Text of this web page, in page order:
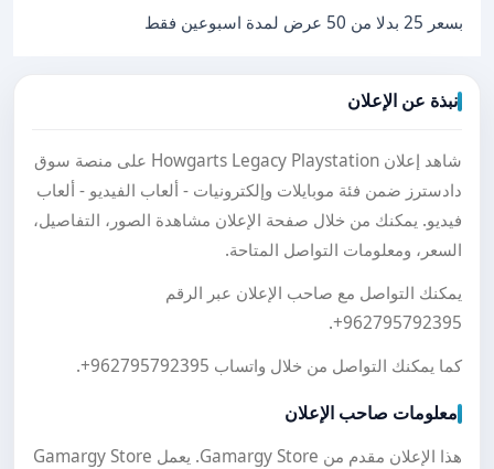
بسعر 25 بدلا من 50 عرض لمدة اسبوعين فقط
نبذة عن الإعلان
شاهد إعلان Howgarts Legacy Playstation على منصة سوق
دادسترز ضمن فئة موبايلات وإلكترونيات - ألعاب الفيديو - ألعاب
فيديو. يمكنك من خلال صفحة الإعلان مشاهدة الصور، التفاصيل،
السعر، ومعلومات التواصل المتاحة.
يمكنك التواصل مع صاحب الإعلان عبر الرقم
+962795792395
.
كما يمكنك التواصل من خلال واتساب +962795792395
.
معلومات صاحب الإعلان
هذا الإعلان مقدم من Gamargy Store. يعمل Gamargy Store